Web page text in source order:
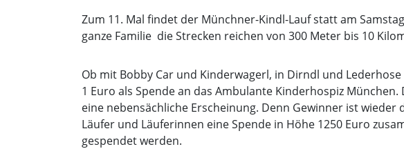
Zum 11. Mal findet der Münchner-Kindl-Lauf statt am
ganze Familie  die Strecken reichen von 300 Meter bis 10
Ob mit Bobby Car und Kinderwagerl, in Dirndl und
1 Euro als Spende an das Ambulante Kinderhospiz
eine nebensächliche Erscheinung. Denn Gewinner ist
Läufer und Läuferinnen eine Spende in Höhe 1250 Euro
gespendet werden.